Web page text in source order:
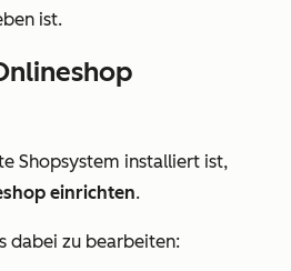
ist.
Shopsystem installiert ist,
einrichten.
dabei zu bearbeiten: